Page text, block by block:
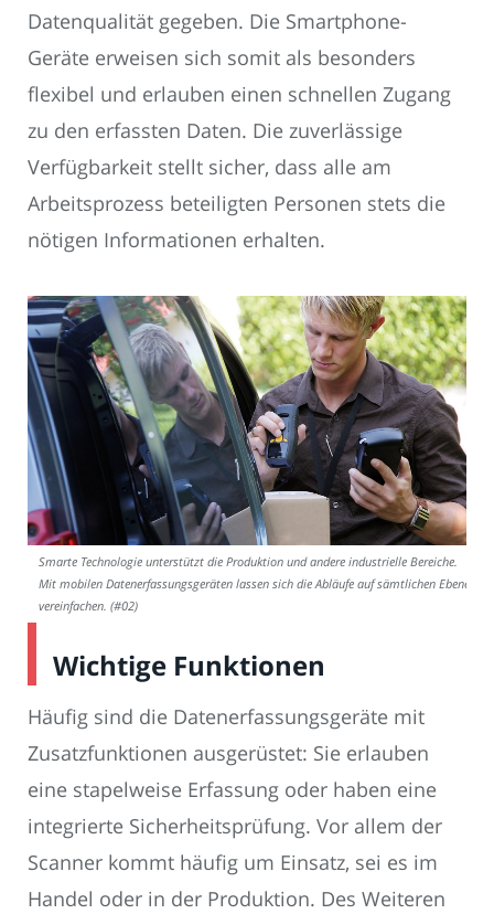
Datenqualität gegeben. Die Smartphone-
Geräte erweisen sich somit als besonders
flexibel und erlauben einen schnellen Zugang
zu den erfassten Daten. Die zuverlässige
Verfügbarkeit stellt sicher, dass alle am
Arbeitsprozess beteiligten Personen stets die
nötigen Informationen erhalten.
Smarte Technologie unterstützt die Produktion und andere industrielle Bereiche.
Mit mobilen Datenerfassungsgeräten lassen sich die Abläufe auf sämtlichen Ebenen
vereinfachen. (#02)
Wichtige Funktionen
Häufig sind die Datenerfassungsgeräte mit
Zusatzfunktionen ausgerüstet: Sie erlauben
eine stapelweise Erfassung oder haben eine
integrierte Sicherheitsprüfung. Vor allem der
Scanner kommt häufig um Einsatz, sei es im
Handel oder in der Produktion. Des Weiteren